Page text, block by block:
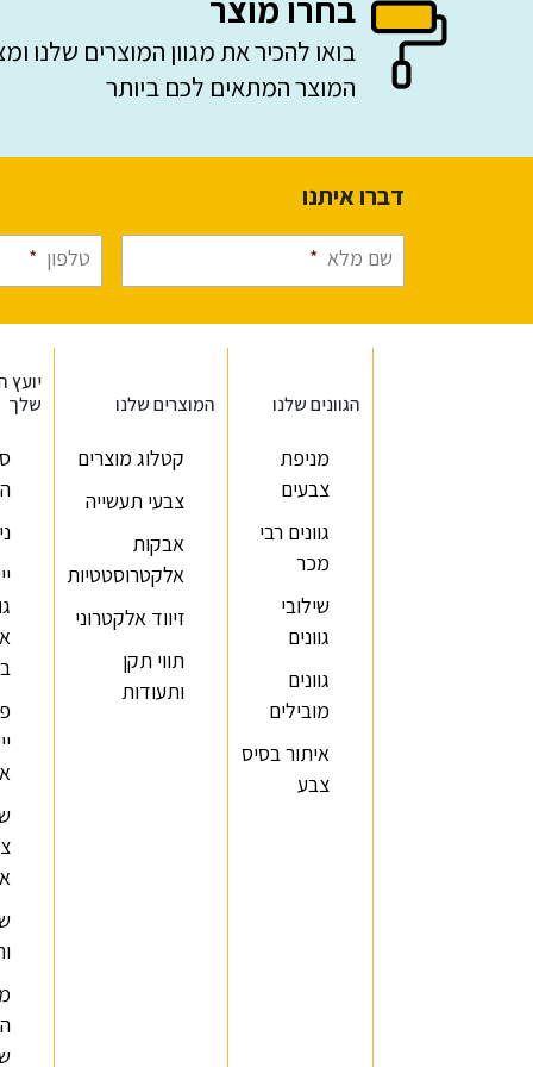
בואו להכיר את מגוון המוצרים שלנו
המוצר המתאים לכם ביותר
דברו איתנו
שם מלא * טלפון *
הגוונים שלנו
מניפת
צבעים
גוונים רבי
מכר
שילובי
גוונים
גוונים
מובילים
איתור בסיס
צבע
המוצרים שלנו
קטלוג מוצרים
צבעי תעשייה
אבקות
אלקטרוסטטיות
זיווד אלקטרוני
תווי תקן
ותעודות
יועץ
שלך